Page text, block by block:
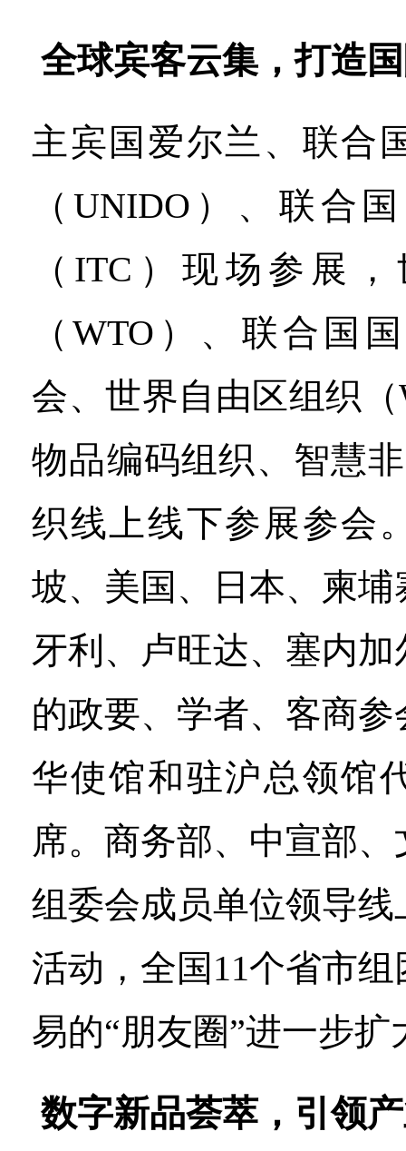
全球宾客云集，打造
主宾国爱尔兰、联合
（UNIDO）、联合
（ITC）现场参展
（WTO）、联合国
会、世界自由区组织
物品编码组织、智慧
织线上线下参展参会
坡、美国、日本、柬
牙利、卢旺达、塞内
的政要、学者、客商
华使馆和驻沪总领馆
席。商务部、中宣部
组委会成员单位领导
活动，全国11个省市
易的“朋友圈”进一步扩
数字新品荟萃，引领